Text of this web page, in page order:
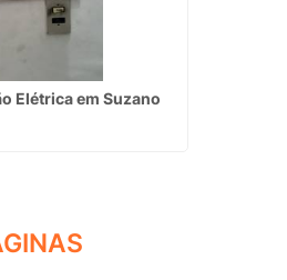
Elétrica em Suzano